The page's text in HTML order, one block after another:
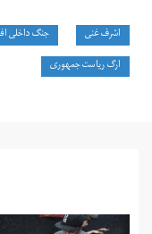
اشرف غنی جنگ داخلی
ارگ ریاست‌ جمهوری